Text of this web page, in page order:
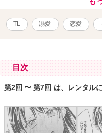
TL 溺愛 恋愛
目次
第2回 〜 第7回 は、レンタル